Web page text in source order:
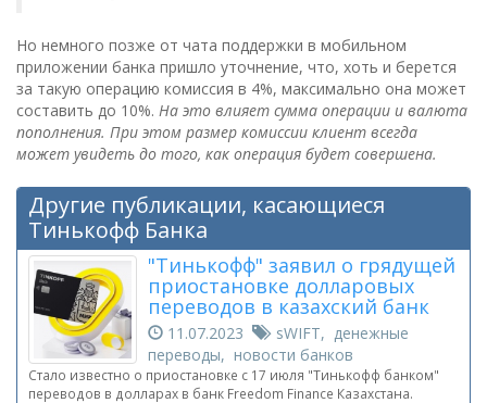
Но немного позже от чата поддержки в мобильном
приложении банка пришло уточнение, что, хоть и берется
за такую операцию комиссия в 4%, максимально она может
составить до 10%. На это влияет сумма операции и валюта
пополнения. При этом размер комиссии клиент всегда
может увидеть до того, как операция будет совершена.
Другие публикации, касающиеся
Тинькофф Банка
"Тинькофф" заявил о грядущей
приостановке долларовых
переводов в казахский банк
11.07.2023
sWIFT, денежные
переводы, новости банков
Стало известно о приостановке с 17 июля "Тинькофф банком"
переводов в долларах в банк Freedom Finance Казахстана.